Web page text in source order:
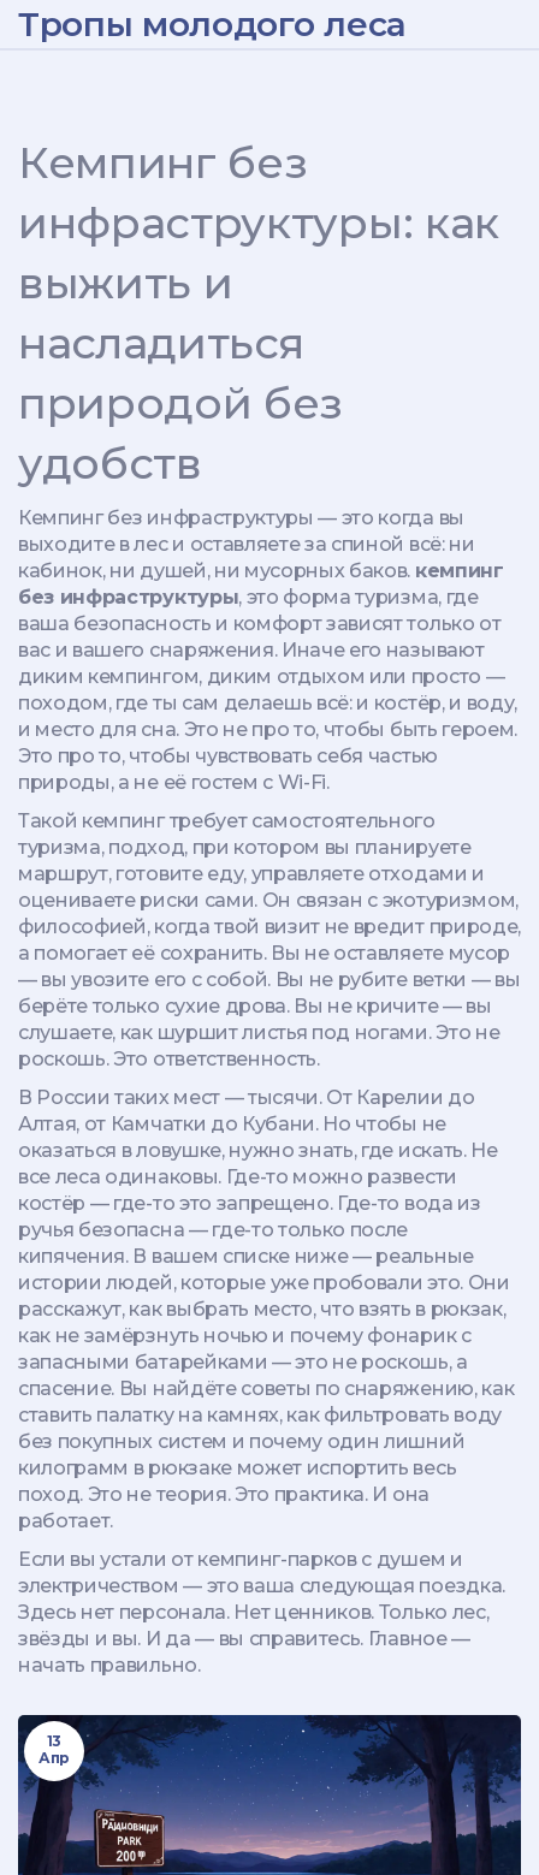
Тропы молодого леса
Кемпинг без
инфраструктуры: как
выжить и
насладиться
природой без
удобств
Кемпинг без инфраструктуры — это когда вы
выходите в лес и оставляете за спиной всё: ни
кабинок, ни душей, ни мусорных баков. кемпинг
без инфраструктуры, это форма туризма, где
ваша безопасность и комфорт зависят только от
вас и вашего снаряжения. Иначе его называют
диким кемпингом, диким отдыхом или просто —
походом, где ты сам делаешь всё: и костёр, и воду,
и место для сна. Это не про то, чтобы быть героем.
Это про то, чтобы чувствовать себя частью
природы, а не её гостем с Wi-Fi.
Такой кемпинг требует самостоятельного
туризма, подход, при котором вы планируете
маршрут, готовите еду, управляете отходами и
оцениваете риски сами. Он связан с экотуризмом,
философией, когда твой визит не вредит природе,
а помогает её сохранить. Вы не оставляете мусор
— вы увозите его с собой. Вы не рубите ветки — вы
берёте только сухие дрова. Вы не кричите — вы
слушаете, как шуршит листья под ногами. Это не
роскошь. Это ответственность.
В России таких мест — тысячи. От Карелии до
Алтая, от Камчатки до Кубани. Но чтобы не
оказаться в ловушке, нужно знать, где искать. Не
все леса одинаковы. Где-то можно развести
костёр — где-то это запрещено. Где-то вода из
ручья безопасна — где-то только после
кипячения. В вашем списке ниже — реальные
истории людей, которые уже пробовали это. Они
расскажут, как выбрать место, что взять в рюкзак,
как не замёрзнуть ночью и почему фонарик с
запасными батарейками — это не роскошь, а
спасение. Вы найдёте советы по снаряжению, как
ставить палатку на камнях, как фильтровать воду
без покупных систем и почему один лишний
килограмм в рюкзаке может испортить весь
поход. Это не теория. Это практика. И она
работает.
Если вы устали от кемпинг-парков с душем и
электричеством — это ваша следующая поездка.
Здесь нет персонала. Нет ценников. Только лес,
звёзды и вы. И да — вы справитесь. Главное —
начать правильно.
13
Апр